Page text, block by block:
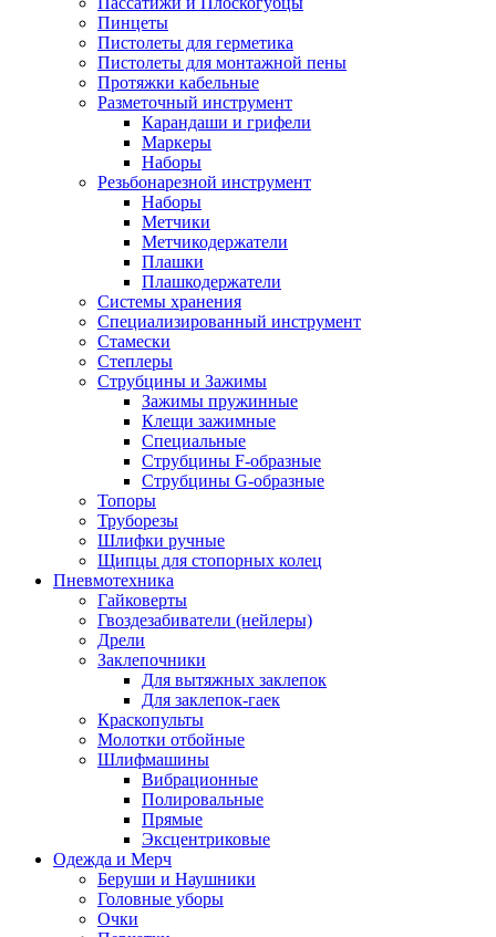
Пинцеты
Пистолеты для герметика
Пистолеты для монтажной пены
Протяжки кабельные
Разметочный инструмент
Карандаши и грифели
Маркеры
Наборы
Резьбонарезной инструмент
Наборы
Метчики
Метчикодержатели
Плашки
Плашкодержатели
Системы хранения
Специализированный инструмент
Стамески
Степлеры
Струбцины и Зажимы
Зажимы пружинные
Клещи зажимные
Специальные
Струбцины F-образные
Струбцины G-образные
Топоры
Труборезы
Шлифки ручные
Щипцы для стопорных колец
Пневмотехника
Гайковерты
Гвоздезабиватели (нейлеры)
Дрели
Заклепочники
Для вытяжных заклепок
Для заклепок-гаек
Краскопульты
Молотки отбойные
Шлифмашины
Вибрационные
Полировальные
Прямые
Эксцентриковые
Одежда и Мерч
Беруши и Наушники
Головные уборы
Очки